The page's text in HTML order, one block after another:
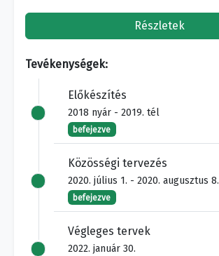
Részletek
Tevékenységek:
Előkészítés
2018 nyár - 2019. tél
befejezve
Közösségi tervezés
2020. július 1. - 2020. augusztus 8.
befejezve
Végleges tervek
2022. január 30.